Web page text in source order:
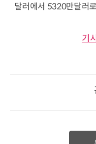
달러에서 5320만달러
기